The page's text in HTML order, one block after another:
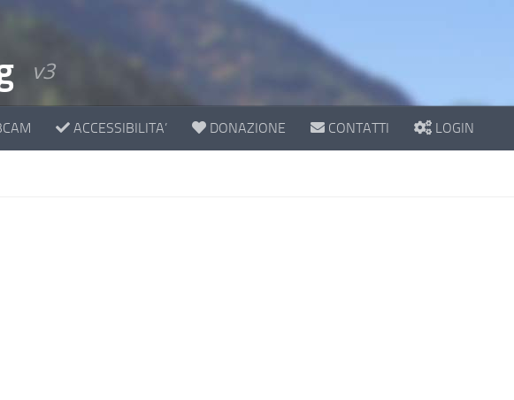
v3
ACCESSIBILITA’ DONAZIONE CONTATTI LOGIN